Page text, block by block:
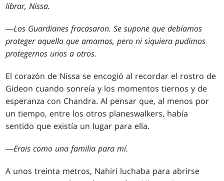
librar, Nissa.
―Los Guardianes fracasaron. Se supone que debíamos
proteger aquello que amamos, pero ni siquiera pudimos
protegernos unos a otros.
El corazón de Nissa se encogió al recordar el rostro de
Gideon cuando sonreía y los momentos tiernos y de
esperanza con Chandra. Al pensar que, al menos por
un tiempo, entre los otros planeswalkers, había
sentido que existía un lugar para ella.
―Erais como una familia para mí.
A unos treinta metros, Nahiri luchaba para abrirse